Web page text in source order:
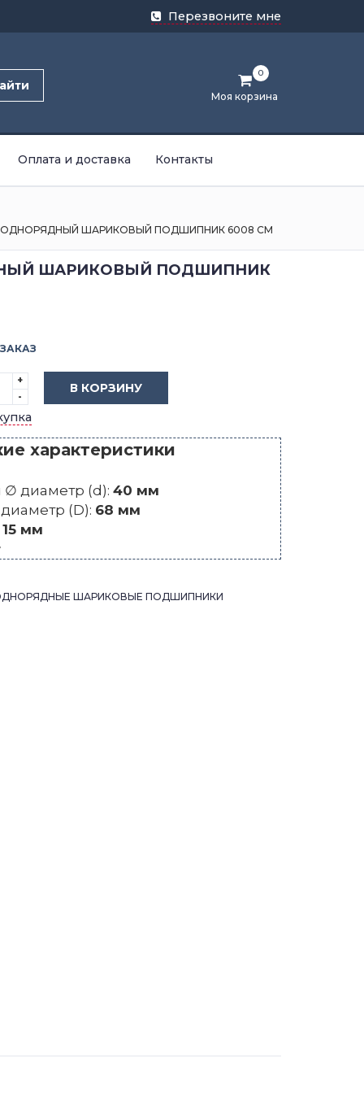
Перезвоните мне
Моя корзина
0
Оплата и доставка Контакты
ОДНОРЯДНЫЙ ШАРИКОВЫЙ ПОДШИПНИК 6008 CM
ШАРИКОВЫЙ ПОДШИПНИК
+
-
В КОРЗИНУ
характеристики
диаметр (d): 40 мм
(D): 68 мм
15 мм
ШАРИКОВЫЕ ПОДШИПНИКИ